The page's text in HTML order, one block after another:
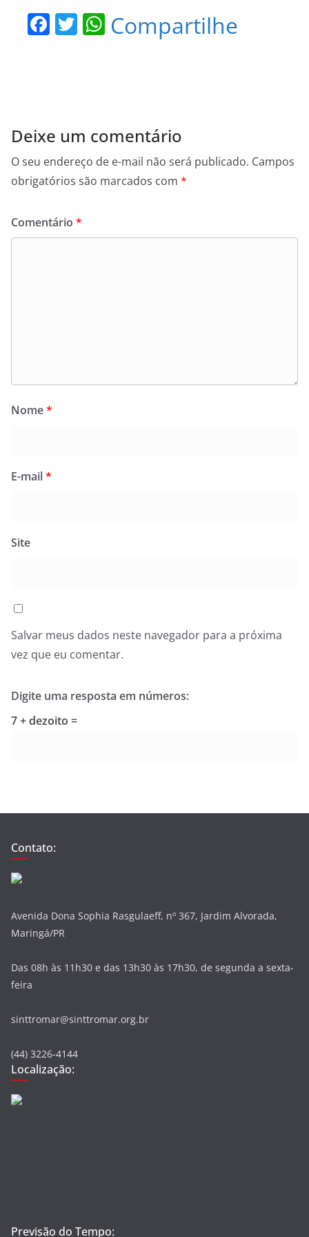
F
o
o
k
T W
p
p
Compartilhe
Deixe um comentário
O seu endereço de e-mail não será publicado. Campos
obrigatórios são marcados com *
Comentário *
Nome*
E-mail*
Site
Salvar meus dados neste navegador para a próxima
vez que eu comentar.
Digite uma resposta em números:
7 + dezoito =
Contato:
Avenida Dona Sophia Rasgulaeff, nº 367, Jardim Alvorada,
Maringá/PR
Das 08h às 11h30 e das 13h30 às 17h30, de segunda a sexta-
feira
sinttromar@sinttromar.org.br
(44) 3226-4144
Localização:
Previsão do Tempo: